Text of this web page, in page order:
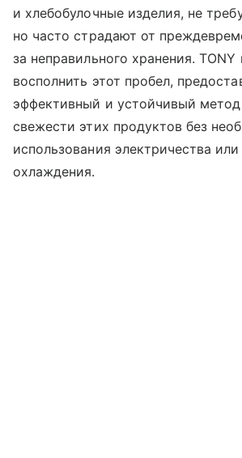
и хлебобулочные изделия, не
но часто страдают от
за неправильного хранения. TONY
восполнить этот пробел,
эффективный и устойчивый метод
свежести этих продуктов без
использования электричества
охлаждения.